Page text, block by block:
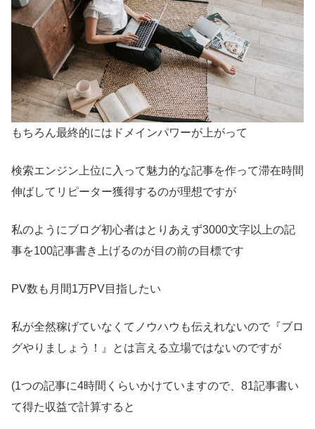
もちろん最終的にはドメインパワーが上がって
検索エンジン上位に入って魅力的な記事を作って滞在時間
伸ばしてリピーター獲得するのが理想ですが
私のようにブログ初心者はとりあえず3000文字以上の記
事を100記事書き上げるのが目の前の目標です
PV数も月間1万PV目指したい
私が全然稼げていなくてノウハウも伝えれないので『ブロ
グやりましょう！』とは言える立場ではないのですが
(1つの記事に4時間くらいかけていますので、81記事書い
て得た収益で計算すると